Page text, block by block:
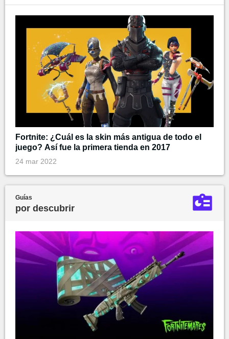
Fortnite: ¿Cuál es la skin más antigua de todo el
juego? Así fue la primera tienda en 2017
24 mar 2022
Guías
por descubrir